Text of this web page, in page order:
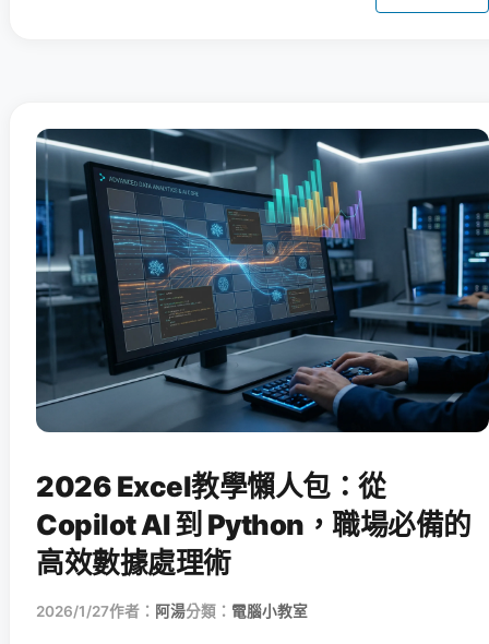
2026 Excel教學懶人包：從
Copilot AI 到 Python，職場必備的
高效數據處理術
2026/1/27作者： 阿湯分類： 電腦小教室